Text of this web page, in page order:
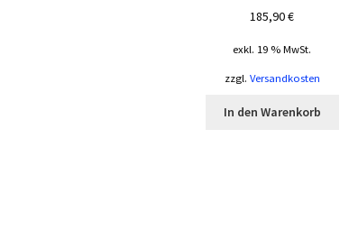
185,90€
exkl. 19 % MwSt.
zzgl. Versandkosten
In den Warenkorb